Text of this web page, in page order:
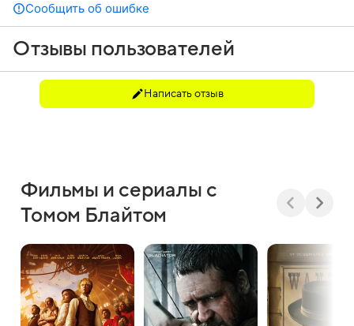
Сообщить об ошибке
Отзывы пользователей
Написать отзыв
Фильмы и сериалы с
Томом Блайтом